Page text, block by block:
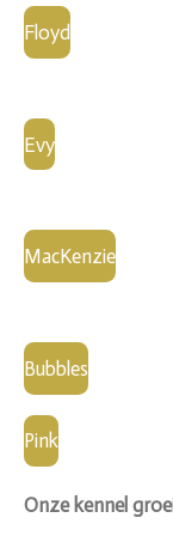
Floyd
Evy
MacKenzie
Bubbles
Pink
Onze kennel